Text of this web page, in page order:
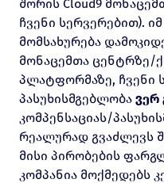
შორის Cloud9
ჩვენი სერვერებით).
მომსახურება
მონაცემთა
პლატფორმაზე, ჩვენი
პასუხისმგებლობა ვერ
კომპენსაციას/
რეალურად გვაძლევს
მისი პირობების
კომპანია მოქმედებს